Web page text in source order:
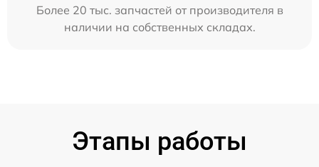
Более 20 тыс. запчастей от производителя в
наличии на собственных складах.
Этапы работы